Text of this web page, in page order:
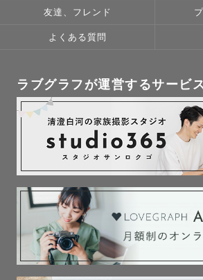
友達、フレンド
よくある質問
ラブグラフが運営するサービ